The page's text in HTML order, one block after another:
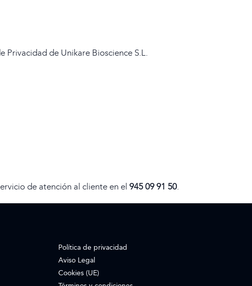
de Unikare Bioscience S.L.
de atención al cliente en el945 09 91 50.
Política de privacidad
Aviso Legal
Cookies (UE)